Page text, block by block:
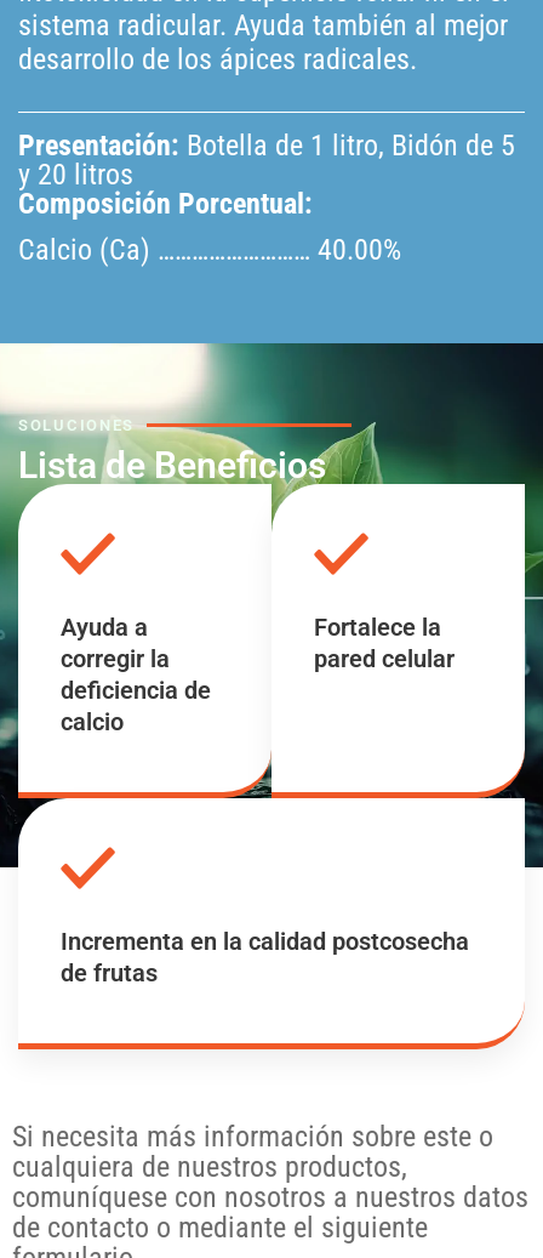
sistema radicular. Ayuda también al mejor
desarrollo de los ápices radicales.
Presentación: Botella de 1 litro, Bidón de 5
y 20 litros
Composición Porcentual:
Calcio (Ca) ……………………… 40.00%
SOLUCIONES
Lista de Beneficios
Ayuda a
corregir la
deficiencia de
calcio
Fortalece la
pared celular
Incrementa en la calidad postcosecha
de frutas
Si necesita más información sobre este o
cualquiera de nuestros productos,
comuníquese con nosotros a nuestros datos
de contacto o mediante el siguiente